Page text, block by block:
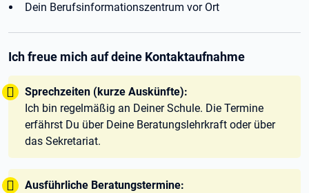
Dein Berufsinformationszentrum vor Ort
Ich freue mich auf deine Kontaktaufnahme
Tipp:
Sprechzeiten (kurze Auskünfte):
Ich bin regelmäßig an Deiner Schule. Die Termine
erfährst Du über Deine Beratungslehrkraft oder über
das Sekretariat.
Tipp:
Ausführliche Beratungstermine: